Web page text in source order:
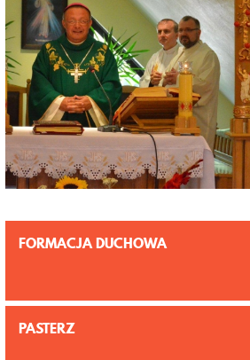
FORMACJA DUCHOWA
PASTERZ